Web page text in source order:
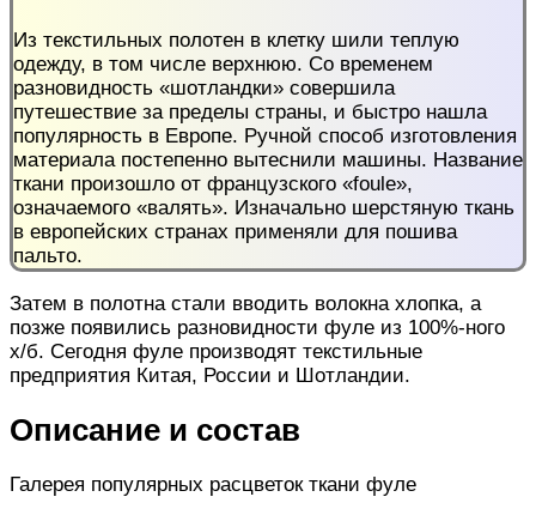
Из текстильных полотен в клетку шили теплую
одежду, в том числе верхнюю. Со временем
разновидность «шотландки» совершила
путешествие за пределы страны, и быстро нашла
популярность в Европе. Ручной способ изготовления
материала постепенно вытеснили машины. Название
ткани произошло от французского «foule»,
означаемого «валять». Изначально шерстяную ткань
в европейских странах применяли для пошива
пальто.
Затем в полотна стали вводить волокна хлопка, а
позже появились разновидности фуле из 100%-ного
х/б. Сегодня фуле производят текстильные
предприятия Китая, России и Шотландии.
Описание и состав
Галерея популярных расцветок ткани фуле